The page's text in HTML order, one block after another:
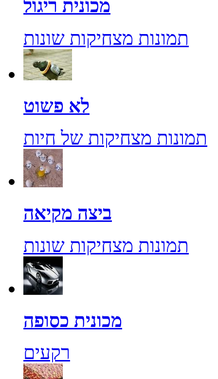
מכונית ריגול
תמונות מצחיקות שונות
לא פשוט
תמונות מצחיקות של חיות
ביצה מקיאה
תמונות מצחיקות שונות
מכונית כסופה
רקעים